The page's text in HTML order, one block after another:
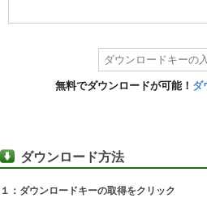
無料でダウンロードが可能！ ダ
ダウンロード方法
１：ダウンロードキーの取得をクリック